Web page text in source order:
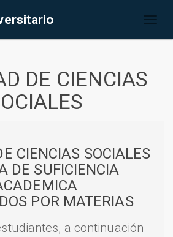
DE CIENCIAS
CIENCIAS SOCIALES
DE SUFICIENCIA
POR MATERIAS
a continuación